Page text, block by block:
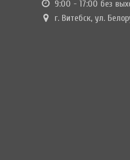
9:00 - 17:00 без
г. Витебск, ул.